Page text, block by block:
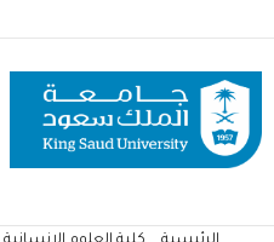
المحتوى
الرئيسي